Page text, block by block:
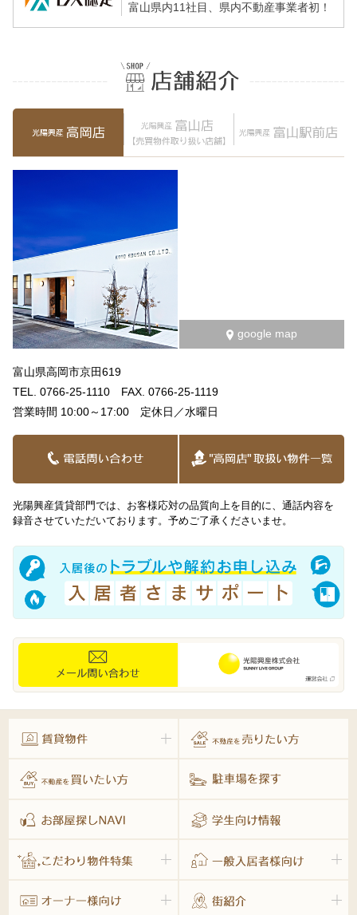
富山県内11社目、県内不動産事業者初！
google map
富山県高岡市京田619
TEL. 0766-25-1110 FAX. 0766-25-1119
営業時間 10:00～17:00 定休日／水曜日
光陽興産賃貸部門では、お客様応対の品質向上を目的に、通話内容を
録音させていただいております。予めご了承くださいませ。